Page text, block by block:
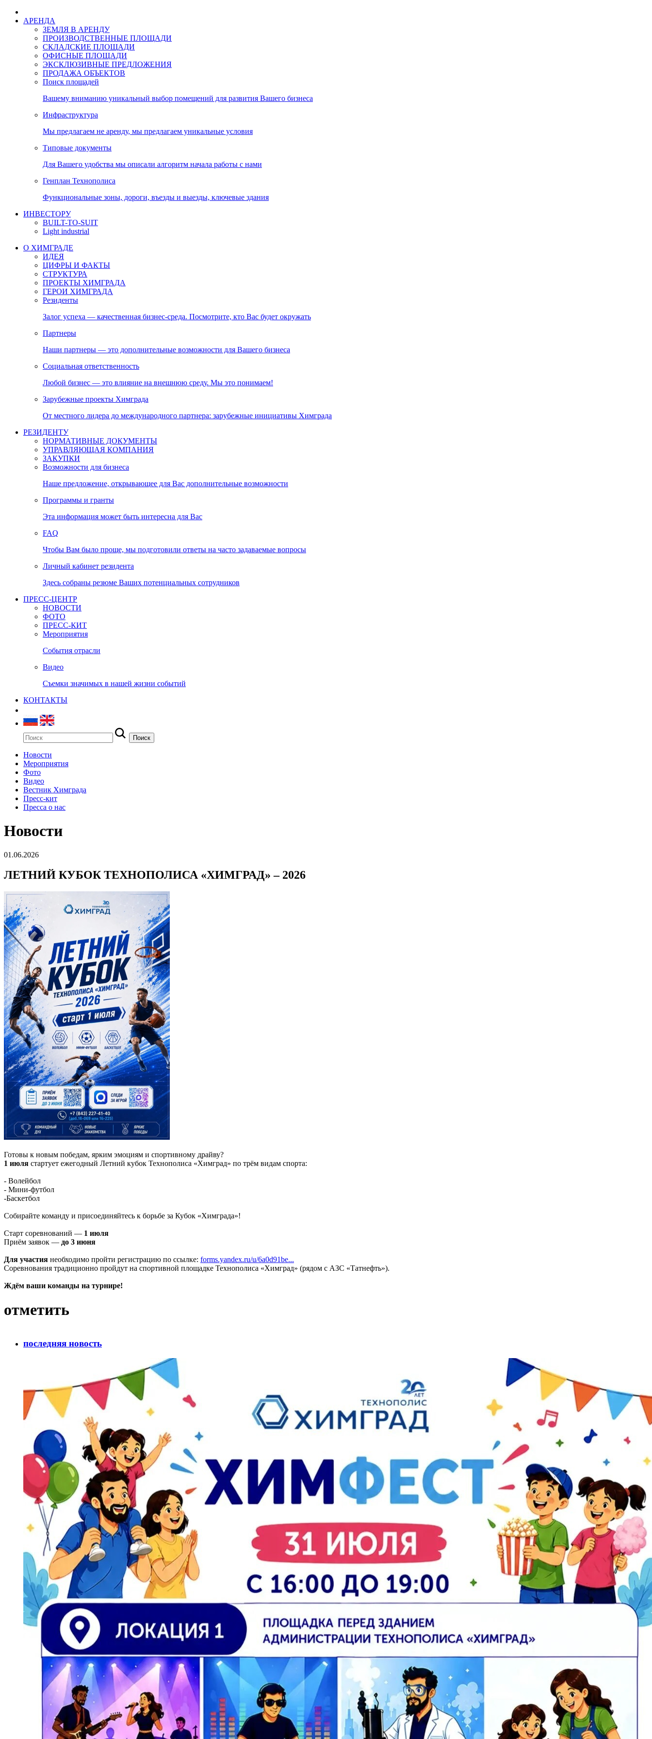
АРЕНДА
ЗЕМЛЯ В АРЕНДУ
ПРОИЗВОДСТВЕННЫЕ ПЛОЩАДИ
СКЛАДСКИЕ ПЛОЩАДИ
ОФИСНЫЕ ПЛОЩАДИ
ЭКСКЛЮЗИВНЫЕ ПРЕДЛОЖЕНИЯ
ПРОДАЖА ОБЪЕКТОВ
Поиск площадей
Вашему вниманию уникальный выбор помещений для развития Вашего бизнеса
Инфраструктура
Мы предлагаем не аренду, мы предлагаем уникальные условия
Типовые документы
Для Вашего удобства мы описали алгоритм начала работы с нами
Генплан Технополиса
Функциональные зоны, дороги, въезды и выезды, ключевые здания
ИНВЕСТОРУ
BUILT-TO-SUIT
Light industrial
О ХИМГРАДЕ
ИДЕЯ
ЦИФРЫ И ФАКТЫ
СТРУКТУРА
ПРОЕКТЫ ХИМГРАДА
ГЕРОИ ХИМГРАДА
Резиденты
Залог успеха — качественная бизнес-среда. Посмотрите, кто Вас будет окружать
Партнеры
Наши партнеры — это дополнительные возможности для Вашего бизнеса
Социальная ответственность
Любой бизнес — это влияние на внешнюю среду. Мы это понимаем!
Зарубежные проекты Химграда
От местного лидера до международного партнера: зарубежные инициативы Химграда
РЕЗИДЕНТУ
НОРМАТИВНЫЕ ДОКУМЕНТЫ
УПРАВЛЯЮЩАЯ КОМПАНИЯ
ЗАКУПКИ
Возможности для бизнеса
Наше предложение, открывающее для Вас дополнительные возможности
Программы и гранты
Эта информация может быть интересна для Вас
FAQ
Чтобы Вам было проще, мы подготовили ответы на часто задаваемые вопросы
Личный кабинет резидента
Здесь собраны резюме Ваших потенциальных сотрудников
ПРЕСС-ЦЕНТР
НОВОСТИ
ФОТО
ПРЕСС-КИТ
Мероприятия
События отрасли
Видео
Съемки значимых в нашей жизни событий
КОНТАКТЫ
Новости
Мероприятия
Фото
Видео
Вестник Химграда
Пресс-кит
Пресса о нас
Новости
01.06.2026
ЛЕТНИЙ КУБОК ТЕХНОПОЛИСА «ХИМГРАД» – 2026
Готовы к новым победам, ярким эмоциям и спортивному драйву?
1 июля стартует ежегодный Летний кубок Технополиса «Химград» по трём видам спорта:
- Волейбол
- Мини-футбол
-Баскетбол
Собирайте команду и присоединяйтесь к борьбе за Кубок «Химграда»!
Старт соревнований — 1 июля
Приём заявок — до 3 июня
Для участия необходимо пройти регистрацию по ссылке: forms.yandex.ru/u/6a0d91be...
Соревнования традиционно пройдут на спортивной площадке Технополиса «Химград» (рядом с АЗС «Татнефть»).
Ждём ваши команды на турнире!
отметить
последняя новость